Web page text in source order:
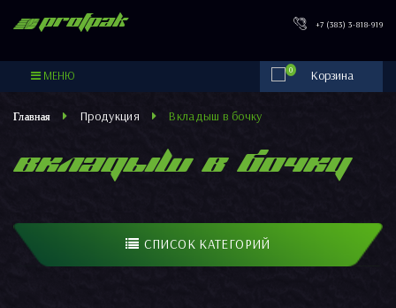
PROFPAK +7 (383) 3-818-919
0
МЕНЮ
Продукция Вкладыш в бочку
ВКЛАДЫШ В БОЧКУ
СПИСОК КАТЕГОРИЙ